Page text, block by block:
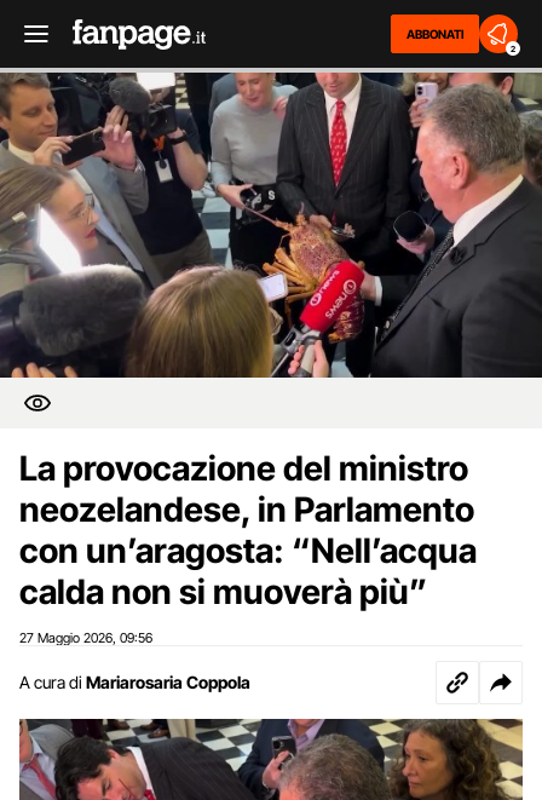
ABBONATI
2
La provocazione del ministro
neozelandese, in Parlamento
con un’aragosta: “Nell’acqua
calda non si muoverà più”
27 Maggio 2026 09:56
A cura di Mariarosaria Coppola